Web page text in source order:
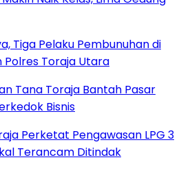
Tiga Pelaku Pembunuhan di
Polres Toraja Utara
Tana Toraja Bantah Pasar
Bisnis
Perketat Pengawasan LPG 3
Terancam Ditindak